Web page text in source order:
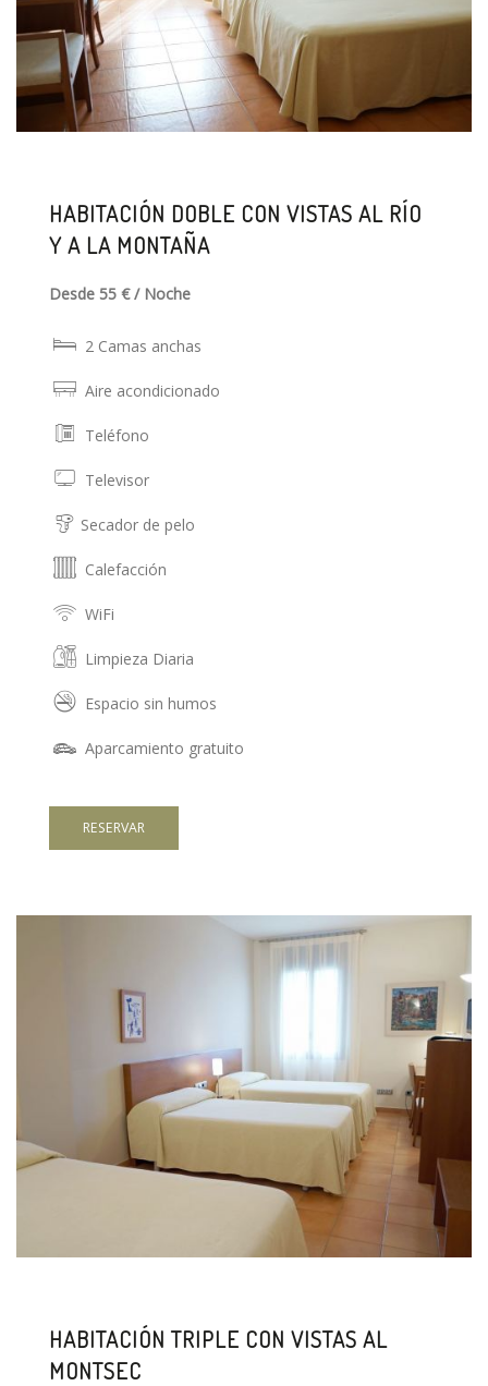
HABITACIÓN DOBLE CON VISTAS AL RÍO
Y A LA MONTAÑA
Desde 55 € / Noche
2 Camas anchas
Aire acondicionado
Teléfono
Televisor
Secador de pelo
Calefacción
WiFi
Limpieza Diaria
Espacio sin humos
Aparcamiento gratuito
RESERVAR
HABITACIÓN TRIPLE CON VISTAS AL
MONTSEC